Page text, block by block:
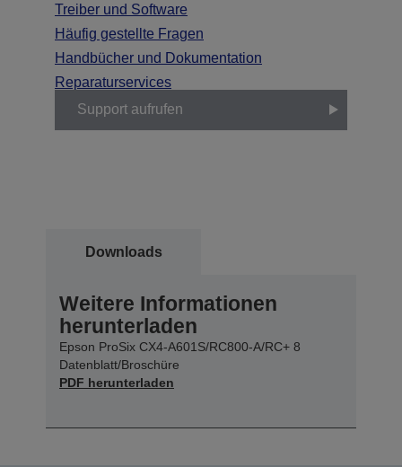
Treiber und Software
Häufig gestellte Fragen
Handbücher und Dokumentation
Reparaturservices
Support aufrufen
Downloads
Weitere Informationen
herunterladen
Epson ProSix CX4-A601S/RC800-A/RC+ 8
Datenblatt/Broschüre
PDF herunterladen